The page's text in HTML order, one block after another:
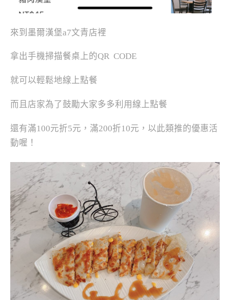
來到墨爾漢堡a7文青店裡
拿出手機掃描餐桌上的QR CODE
就可以輕鬆地線上點餐
而且店家為了鼓勵大家多多利用線上點餐
還有滿100元折5元，滿200折10元，以此類推的優惠活
動喔！